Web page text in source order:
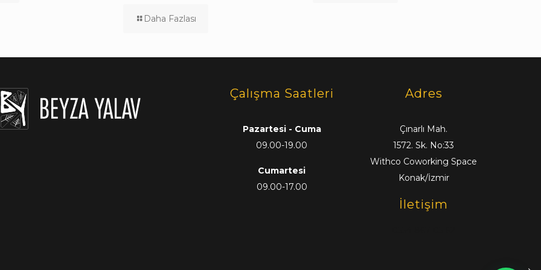
Daha Fazlası
Çalışma Saatleri
Pazartesi - Cuma
09.00-19.00
Cumartesi
09.00-17.00
Adres
Çınarlı Mah.
1572. Sk. No:33
Withco Coworking Space
Konak/İzmir
İletişim